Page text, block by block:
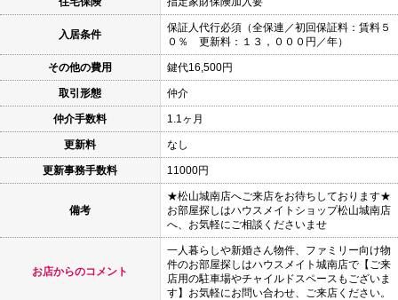
入居条件
保証人代行必須（全保連／初回保証料：賃料５
０％ 更新料：１３，０００円／年）
その他の費用 鍵代16,500円
取引形態 仲介
仲介手数料 1.1ヶ月
更新料 なし
更新事務手数料 11000円
備考
★松山城南店へご来店をお待ちしております★
お部屋探しはハウスメイトショップ松山城南店
へ、お気軽にご相談くださいませ
お店からのコメント
一人暮らしや新婚さん物件、ファミリー向け物
件のお部屋探しはハウスメイト城南店で【ご来
店用の駐車場やチャイルドスペースもございま
す】お気軽にお問い合わせ、ご来店ください。